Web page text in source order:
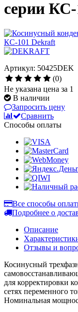
серии
Артикул: 50425DEK
(0)
Не указана цена за 1
В наличии
Запросить цену
Сравнить
Способы оплаты
Все способы
Подробнее о
Описание
Отзывы и
Косинусный
для корректировки
сетях переменного
Номинальная